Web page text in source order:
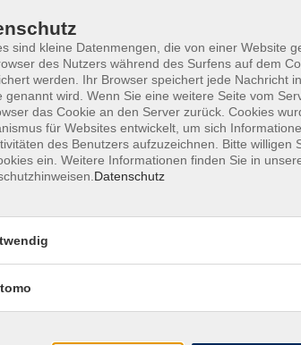
für die Reise. Ohne viel Grammatik üben Sie
Reisen. Die Themen werden durch
sind kleine Datenmengen, die von einer Website
des Nutzers während des Surfens auf dem
werden. Ihr Browser speichert jede Nachricht
genannt wird. Wenn Sie eine weitere Seite vom
das Cookie an den Server zurück. Cookies
für Websites entwickelt, um sich
des Benutzers aufzuzeichnen. Bitte willigen
ein. Weitere Informationen finden Sie in
Datenschutz